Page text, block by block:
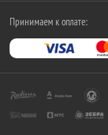
Принимаем к оплате: